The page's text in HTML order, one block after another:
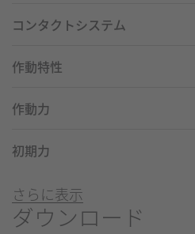
コンタクトシステム
作動特性
作動力
初期力
さらに表示
ダウンロード